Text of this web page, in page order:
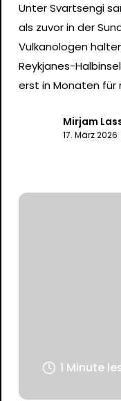
Unter Svartsengi
als zuvor in der
Vulkanologen
Reykjanes-
erst in Monaten für
Mirjam
17. März 2026
1 Minute